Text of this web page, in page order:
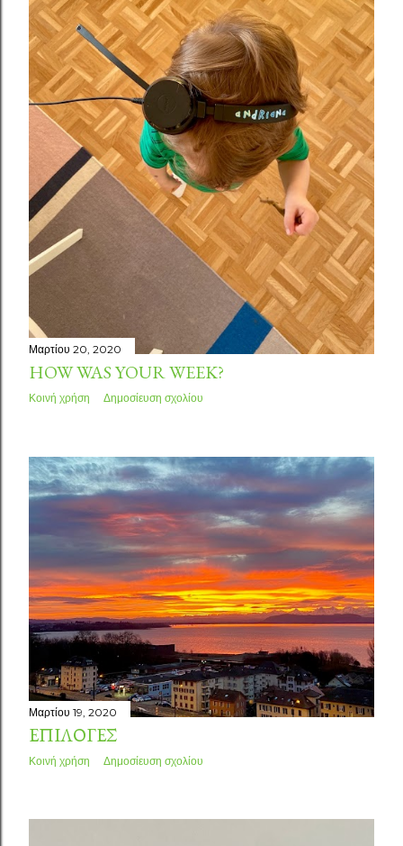
Μαρτίου 20, 2020
HOW WAS YOUR WEEK?
Κοινή χρήση Δημοσίευση σχολίου
Μαρτίου 19, 2020
ΕΠΙΛΟΓΈΣ
Κοινή χρήση Δημοσίευση σχολίου